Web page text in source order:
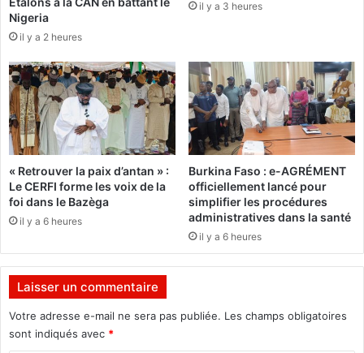
d
’
A
i
d
j
a
n
a
p
o
r
s
u
i
t
a
m
s
n
i
v
e
Nigeria
il y a 2 heures
il y a 3 heures
« Retrouver la paix d’antan » :
Le CERFI forme les voix de la
foi dans le Bazèga
il y a 6 heures
Burkina Faso : e-AGRÉMENT
officiellement lancé pour
simplifier les procédures
administratives dans la santé
il y a 6 heures
Laisser un commentaire
Votre adresse e-mail ne sera pas publiée. Les champs obligatoires
sont indiqués avec *